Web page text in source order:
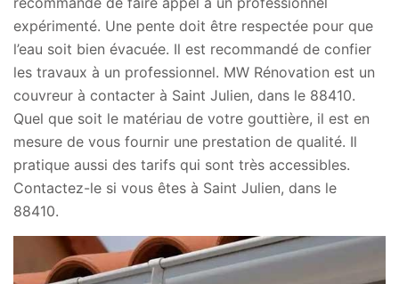
expérimenté. Une pente doit être respectée pour que
l’eau soit bien évacuée. Il est recommandé de confier
les travaux à un professionnel. MW Rénovation est un
couvreur à contacter à Saint Julien, dans le 88410.
Quel que soit le matériau de votre gouttière, il est en
mesure de vous fournir une prestation de qualité. Il
pratique aussi des tarifs qui sont très accessibles.
Contactez-le si vous êtes à Saint Julien, dans le
88410.